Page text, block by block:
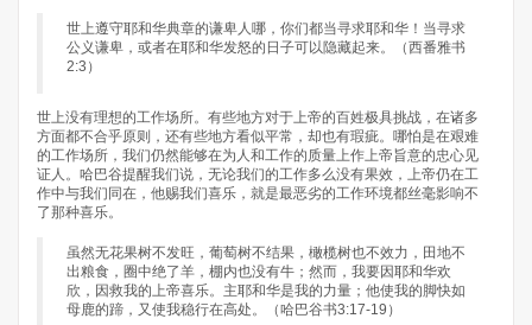
世上遵守耶和华典章的谦卑人哪，你们都当寻求耶和华！当寻求
公义谦卑，或者在耶和华发怒的日子可以隐藏起来。（西番雅书
2:3）
世上没有理想的工作场所。有些地方对于上帝的百姓极具挑战，在诸多
方面都不合乎原则，还有些地方看似平常，却也有瑕疵。哪怕是在艰难
的工作场所，我们仍然能够在为人和工作的质量上作上帝旨意的忠心见
证人。哈巴谷提醒我们说，无论我们的工作多么没有果效，上帝仍在工
作中与我们同在，他赐我们喜乐，就是最恶劣的工作环境都丝毫影响不
了那种喜乐。
虽然无花果树不发旺，葡萄树不结果，橄榄树也不效力，田地不
出粮食，圈中绝了羊，棚内也没有牛；然而，我要因耶和华欢
欣，因救我的上帝喜乐。主耶和华是我的力量；他使我的脚快如
母鹿的蹄，又使我稳行在高处。（哈巴谷书3:17-19）